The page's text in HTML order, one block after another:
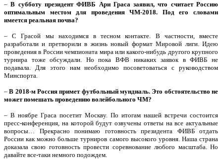
–В субботу президент ФИВБ Ари Граса заявил, что считает Россию
оптимальным местом для проведения ЧМ-2018. Под его словами
имеется реальная почва?
– С Грасой мы находимся в тесном контакте. В частности, вместе
разработали и претворили в жизнь новый формат Мировой лиги. Идею
проведения в России чемпионата мира или какого-нибудь другого крупного
турнира тоже обсуждали. Но пока ВФВ никаких заявок в ФИВБ не
подавала. Для этого нам необходимо посоветоваться с руководством
Минспорта.
–В 2018-м Россия примет футбольный мундиаль. Это обстоятельство не
может помешать проведению волейбольного ЧМ?
– В ноябре Граса посетит Москву. По итогам нашей встречи состоится
пресс-конференция, на которой будут озвучены ответы на все актуальные
вопросы… Прекрасно понимаю готовность президента ФИВБ отдать
России как можно больше турниров самого высокого уровня. Наша страна
доказала свою готовность провести соревнование любого масштаба. Но
давайте все-таки немного подождем.